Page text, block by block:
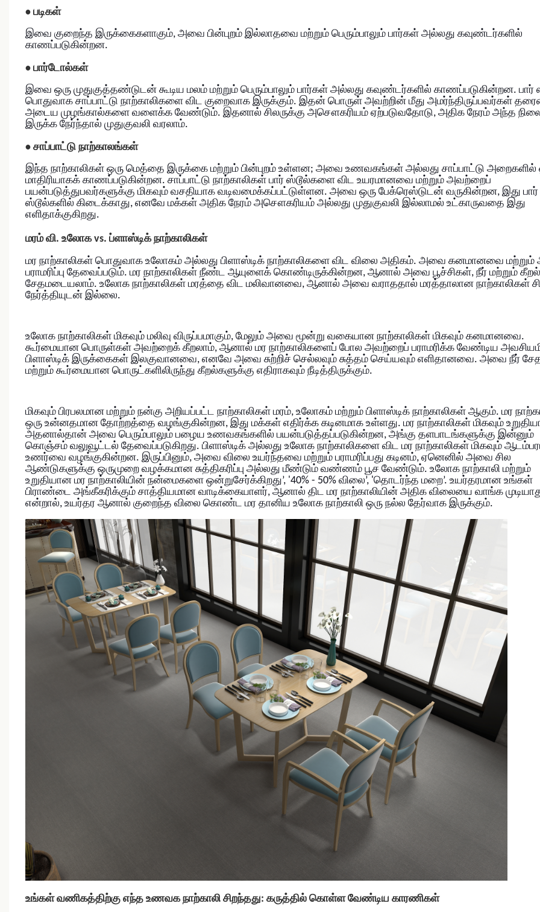
• படிகள்
இவை குறைந்த இருக்கைகளாகும், அவை பின்புறம் இல்லாதவை மற்றும் பெரும்பாலும் பார்கள் அல்லது கவுண்டர்களில்
காணப்படுகின்றன.
• பார்டோல்கள்
இவை ஒரு முதுகுத்தண்டுடன் கூடிய மலம் மற்றும் பெரும்பாலும் பார்கள் அல்லது கவுண்டர்களில் காணப்படுகின்றன. பார்
பொதுவாக சாப்பாட்டு நாற்காலிகளை விட குறைவாக இருக்கும். இதன் பொருள் அவற்றின் மீது அமர்ந்திருப்பவர்கள்
அடைய முழங்கால்களை வளைக்க வேண்டும். இதனால் சிலருக்கு அசௌகரியம் ஏற்படுவதோடு, அதிக நேரம் அந்த
இருக்க நேர்ந்தால் முதுகுவலி வரலாம்.
• சாப்பாட்டு நாற்காலங்கள்
இந்த நாற்காலிகள் ஒரு மெத்தை இருக்கை மற்றும் பின்புறம் உள்ளன; அவை உணவகங்கள் அல்லது சாப்பாட்டு அறைகளில்
மாதிரியாகக் காணப்படுகின்றன. சாப்பாட்டு நாற்காலிகள் பார் ஸ்டூல்களை விட உயரமானவை மற்றும் அவற்றைப்
பயன்படுத்துபவர்களுக்கு மிகவும் வசதியாக வடிவமைக்கப்பட்டுள்ளன. அவை ஒரு பேக்ரெஸ்டுடன் வருகின்றன, இது பார்
ஸ்டூல்களில் கிடைக்காது, எனவே மக்கள் அதிக நேரம் அசௌகரியம் அல்லது முதுகுவலி இல்லாமல் உட்காருவதை இது
எளிதாக்குகிறது.
மரம் வி. உலோக vs. ப்ளாஸ்டிக் நாற்காலிகள்
மர நாற்காலிகள் பொதுவாக உலோகம் அல்லது பிளாஸ்டிக் நாற்காலிகளை விட விலை அதிகம். அவை கனமானவை மற்றும்
பராமரிப்பு தேவைப்படும். மர நாற்காலிகள் நீண்ட ஆயுளைக் கொண்டிருக்கின்றன, ஆனால் அவை பூச்சிகள், நீர் மற்றும்
சேதமடையலாம். உலோக நாற்காலிகள் மரத்தை விட மலிவானவை, ஆனால் அவை வராததால் மரத்தாலான நாற்காலிகள்
நேர்த்தியுடன் இல்லை.
உலோக நாற்காலிகள் மிகவும் மலிவு விருப்பமாகும், மேலும் அவை மூன்று வகையான நாற்காலிகள் மிகவும் கனமானவை.
கூர்மையான பொருள்கள் அவற்றைக் கீறலாம், ஆனால் மர நாற்காலிகளைப் போல அவற்றைப் பராமரிக்க வேண்டிய
பிளாஸ்டிக் இருக்கைகள் இலகுவானவை, எனவே அவை சுற்றிச் செல்லவும் சுத்தம் செய்யவும் எளிதானவை. அவை நீர்
மற்றும் கூர்மையான பொருட்களிலிருந்து கீறல்களுக்கு எதிராகவும் நீடித்திருக்கும்.
மிகவும் பிரபலமான மற்றும் நன்கு அறியப்பட்ட நாற்காலிகள் மரம், உலோகம் மற்றும் பிளாஸ்டிக் நாற்காலிகள் ஆகும். மர
ஒரு உன்னதமான தோற்றத்தை வழங்குகின்றன, இது மக்கள் எதிர்க்க கடினமாக உள்ளது. மர நாற்காலிகள் மிகவும்
அதனால்தான் அவை பெரும்பாலும் பழைய உணவகங்களில் பயன்படுத்தப்படுகின்றன, அங்கு தளபாடங்களுக்கு இன்னும்
கொஞ்சம் வலுவூட்டல் தேவைப்படுகிறது. பிளாஸ்டிக் அல்லது உலோக நாற்காலிகளை விட மர நாற்காலிகள் மிகவும்
உணர்வை வழங்குகின்றன. இருப்பினும், அவை விலை உயர்ந்தவை மற்றும் பராமரிப்பது கடினம், ஏனெனில் அவை சில
ஆண்டுகளுக்கு ஒருமுறை வழக்கமான சுத்திகரிப்பு அல்லது மீண்டும் வண்ணம் பூச வேண்டும். உலோக நாற்காலி மற்றும்
உறுதியான மர நாற்காலியின் நன்மைகளை ஒன்றுசேர்க்கிறது’, '40% - 50% விலை’, 'தொடர்ந்த மறை’. உயர்தரமான உங்கள்
பிராண்டை அங்கீகரிக்கும் சாத்தியமான வாடிக்கையாளர், ஆனால் திட மர நாற்காலியின் அதிக விலையை வாங்க
என்றால், உயர்தர ஆனால் குறைந்த விலை கொண்ட மர தானிய உலோக நாற்காலி ஒரு நல்ல தேர்வாக இருக்கும்.
உங்கள் வணிகத்திற்கு எந்த உணவக நாற்காலி சிறந்தது: கருத்தில் கொள்ள வேண்டிய காரணிகள்